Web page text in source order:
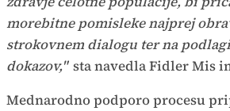
morebitne pomisleke najprej
strokovnem dialogu ter na
dokazov," sta navedla Fidler Mis
Mednarodno podporo procesu